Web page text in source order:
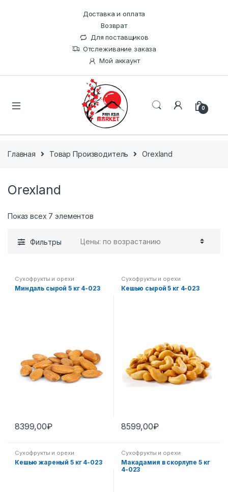
Доставка и оплата
Возврат
Для поставщиков
Отслеживание заказа
Мой аккаунт
0
Главная Товар Производитель Orexland
Orexland
Показ всех 7 элементов
Фильтры
Сухофрукты и орехи
Миндаль сырой 5 кг 4-023
8399,00₽
Сухофрукты и орехи
Кешью сырой 5 кг 4-023
8599,00₽
Сухофрукты и орехи
Кешью жареный 5 кг 4-023
Сухофрукты и орехи
Макадамия в скорлупе 5 кг
4-023